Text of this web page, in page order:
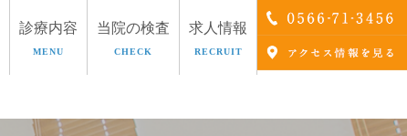
診療内容
MENU
当院の検査
CHECK
求人情報
RECRUIT